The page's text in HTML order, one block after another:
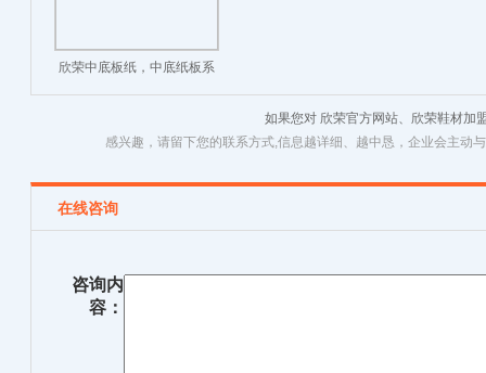
欣荣中底板纸，中底纸板系
列
如果您对 欣荣官方网站、欣荣鞋材加
感兴趣，请留下您的联系方式,信息越详细、越中恳，企业会主动
在线咨询
咨询内
容：